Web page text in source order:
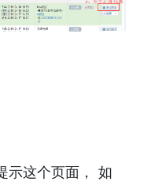
示这个页面， 如